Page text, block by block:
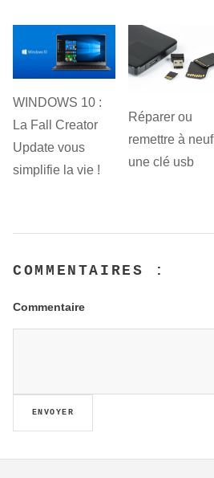
WINDOWS 10 :
La Fall Creator
Update vous
simplifie la vie !
Réparer ou
remettre à neuf
une clé usb
COMMENTAIRES :
Commentaire
ENVOYER